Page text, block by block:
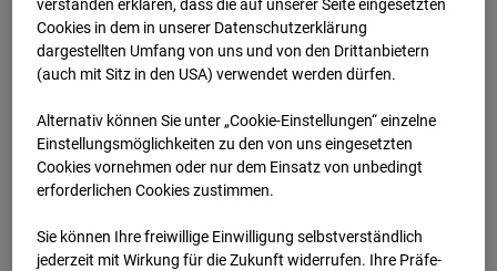
BC-189 - BV-Ausbau
Bonatzbau -Cam7
Arnulf Klett Platz, 70173 Stuttgart
Zur Übersicht
Europe/Berlin
ver­standen erklären, dass die auf unserer Seite eingesetzten
Cookies in dem in unserer Datenschutzerklärung
dargestellten Umfang von uns und von den Drittanbietern
(auch mit Sitz in den USA) verwendet werden dürfen.
Alternativ können Sie unter „Cookie-Einstellungen“ einzelne
Einstellungsmöglichkeiten zu den von uns eingesetzten
Cookies vornehmen oder nur dem Einsatz von unbedingt
erforderlichen Cookies zustimmen.
Sie können Ihre freiwillige Einwilligung selbstverständlich
jederzeit mit Wirkung für die Zukunft widerrufen. Ihre Prä­fe­